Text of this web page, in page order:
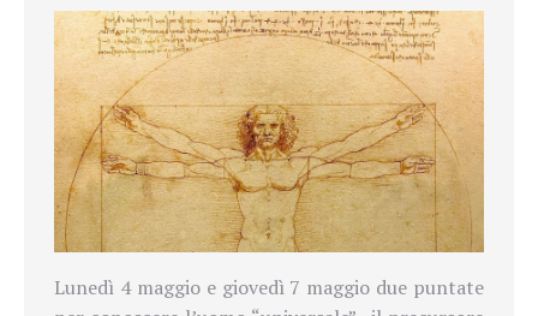
Lunedì 4 maggio e giovedì 7 maggio due puntate